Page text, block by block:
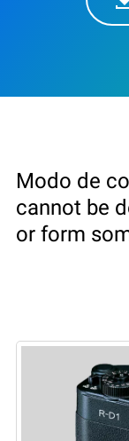
Modo de
cannot be
or form